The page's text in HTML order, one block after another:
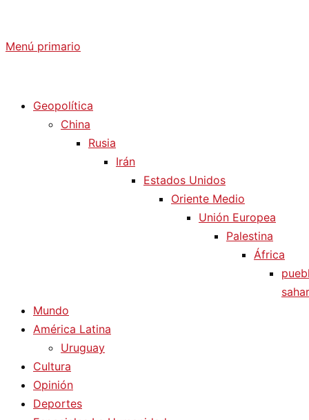
Menú primario
Geopolítica
China
Rusia
Irán
Estados Unidos
Oriente Medio
Unión Europea
Palestina
África
Mundo
América Latina
Uruguay
Cultura
Opinión
Deportes